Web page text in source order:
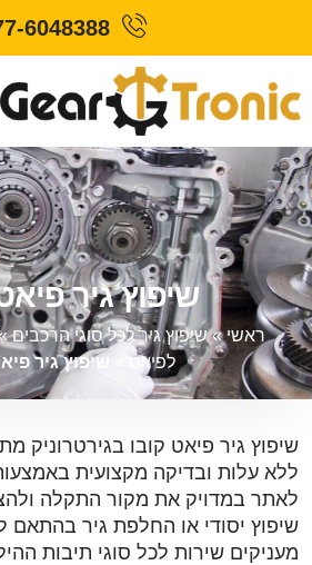
6048388
שיפוץ גיר
ראשי»שיפוץ גיר לכל סוגי הרכבים
לפיאט
שיפוץ גיר
שיפוץ גיר פיאט קובו בגירטרוניק
ללא עלות ובדיקה מקצועית
לאתר במדויק את מקור התקלה
שיפוץ יסודי או החלפת גיר בהתאם
מעניקים שירות לכל סוגי תיבות